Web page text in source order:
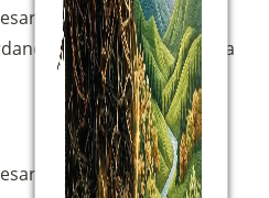
(başkan), Daniele
Luigi Montesi, Simona
(başkan), Daniele